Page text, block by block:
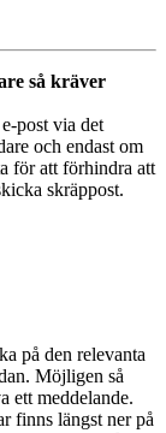
så kräver
post via det
och endast om
för att förhindra att
skräppost.
på den relevanta
Möjligen så
ett meddelande.
finns längst ner på